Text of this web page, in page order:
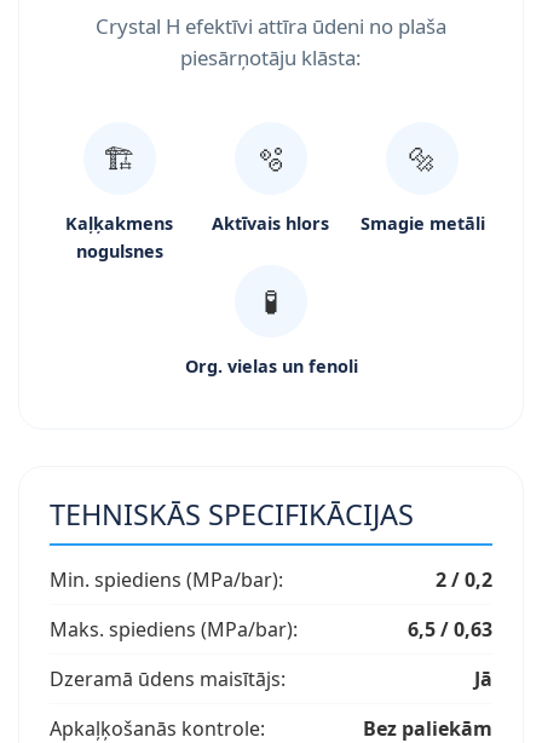
Crystal H efektīvi attīra ūdeni no plaša
piesārņotāju klāsta:
🏗️
Kaļķakmens
nogulsnes
🫧
Aktīvais hlors
🔩
Smagie metāli
🧪
Org. vielas un fenoli
TEHNISKĀS SPECIFIKĀCIJAS
Min. spiediens (MPa/bar):
2 / 0,2
Maks. spiediens (MPa/bar):
6,5 / 0,63
Dzeramā ūdens maisītājs:
Jā
Apkaļķošanās kontrole:
Bez paliekām